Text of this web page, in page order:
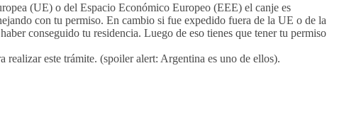
(UE) o del Espacio Económico Europeo (EEE) el canje es
con tu permiso. En cambio si fue expedido fuera de la UE o de la
conseguido tu residencia. Luego de eso tienes que tener tu permiso
realizar este trámite. (spoiler alert: Argentina es uno de ellos).